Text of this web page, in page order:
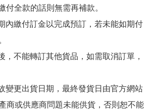
全款的話則無需再補款。
內繳付訂金以完成預訂，若未能如期付
，不能轉訂其他貨品，如需取消訂單，
變更出貨日期，最終發貨日由官方網站
商或供應商問題未能供貨，否則恕不能